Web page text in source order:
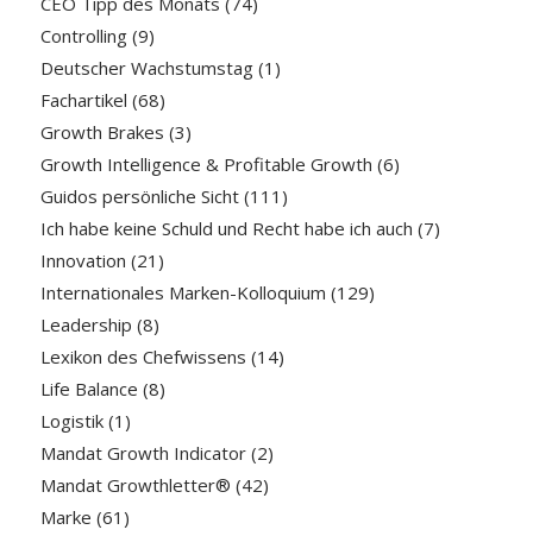
Controlling(9)
Deutscher Wachstumstag(1)
Fachartikel (68)
Growth Brakes (3)
Growth Intelligence & Profitable Growth (6)
Guidos persönliche Sicht(111)
Ich habe keine Schuld und Recht habe ich auch (7)
Innovation (21)
Internationales Marken-Kolloquium (129)
Leadership (8)
Lexikon des Chefwissens (14)
Life Balance (8)
Logistik(1)
Mandat Growth Indicator(2)
Mandat Growthletter® (42)
Marke (61)